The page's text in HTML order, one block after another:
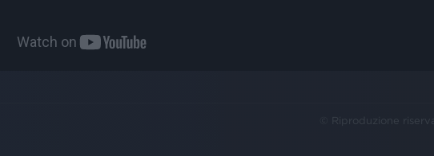
© Riproduzione